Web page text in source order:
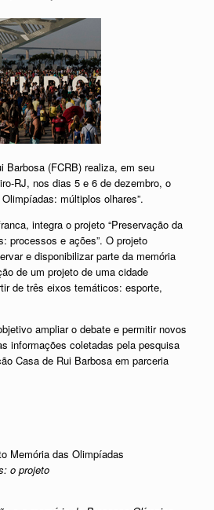
Barbosa (FCRB) realiza, em seu
RJ, nos dias 5 e 6 de dezembro, o
múltiplos olhares”.
integra o projeto “Preservação da
processos e ações”. O projeto
e disponibilizar parte da memória
de um projeto de uma cidade
de três eixos temáticos: esporte,
ampliar o debate e permitir novos
informações coletadas pela pesquisa
Casa de Rui Barbosa em parceria
Memória das Olimpíadas
o projeto